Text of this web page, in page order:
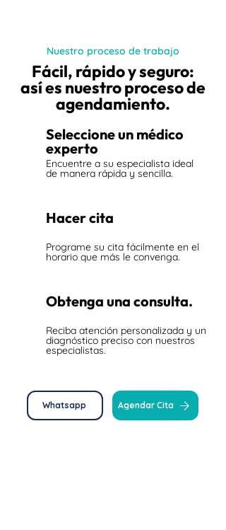
Nuestro proceso de trabajo
Fácil, rápido y seguro:
así es nuestro proceso de
agendamiento.
Seleccione un médico
experto
Encuentre a su especialista ideal
de manera rápida y sencilla.
Hacer cita
Programe su cita fácilmente en el
horario que más le convenga.
Obtenga una consulta.
Reciba atención personalizada y un
diagnóstico preciso con nuestros
especialistas.
Whatsapp Agendar Cita